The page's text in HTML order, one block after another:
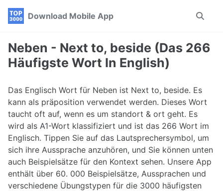
Skip
navigation
Skip
Skip
Download Mobile App
Toggle
Neben - Next to, beside (Das 266
Häufigste Wort In English)
Das Englisch Wort für Neben ist Next to, beside. Es
kann als präposition verwendet werden. Dieses Wort
taucht oft auf, wenn es um standort & ort geht. Es
wird als A1-Wort klassifiziert und ist das 266 Wort im
Englisch. Tippen Sie auf das Lautsprechersymbol, um
sich ihre Aussprache anzuhören, und Sie können unten
auch Beispielsätze für den Kontext sehen. Unsere App
enthält über 60. 000 Beispielsätze, Aussprachen und
verschiedene Übungstypen für die 3000 häufigsten